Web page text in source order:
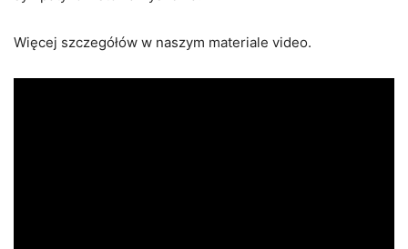
Więcej szczegółów w naszym materiale video.